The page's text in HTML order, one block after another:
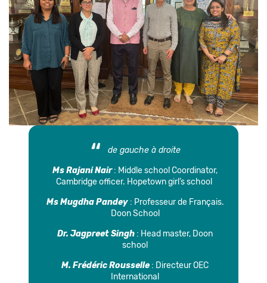
de gauche à droite
Ms Rajani Nair: Middle school Coordinator,
Cambridge officer. Hopetown girl’s school
Ms Mugdha Pandey: Professeur de Français.
Doon School
Dr. Jagpreet Singh : Head master, Doon
school
M. Frédéric Rousselle : Directeur OEC
International